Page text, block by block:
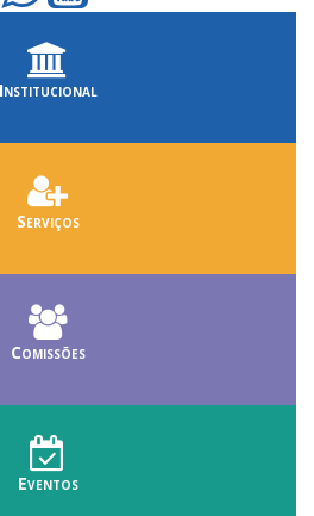
Institucional
Serviços
Comissões
Eventos